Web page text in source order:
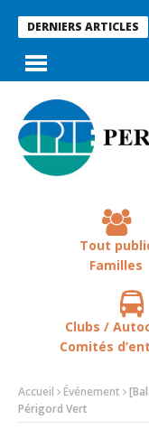
DERNIERS ARTICLES
enregistrés en vidéo !
Tout
Familles
Clubs /
Comités
Accueil Événement
Périgord Vert